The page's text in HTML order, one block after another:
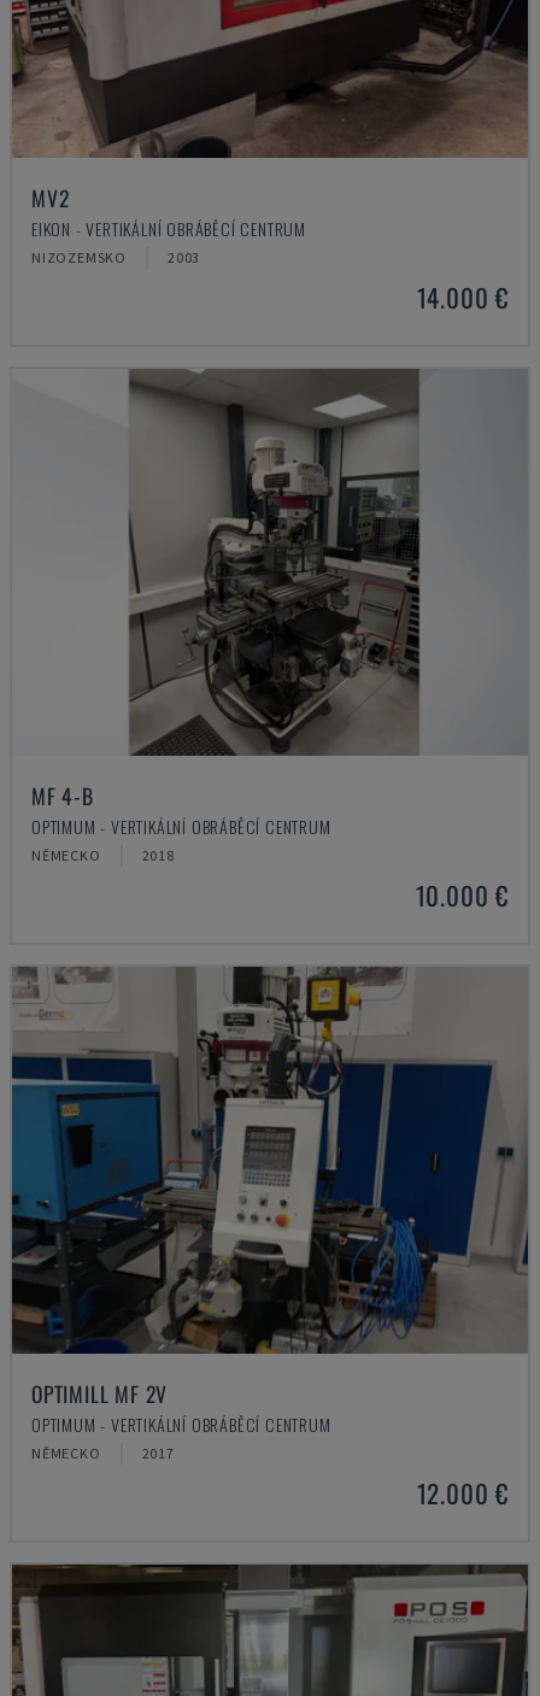
MV2
EIKON - VERTIKÁLNÍ OBRÁBĚCÍ CENTRUM
NIZOZEMSKO 2003
14.000 €
MF 4-B
OPTIMUM - VERTIKÁLNÍ OBRÁBĚCÍ CENTRUM
NĚMECKO 2018
10.000 €
OPTIMILL MF 2V
OPTIMUM - VERTIKÁLNÍ OBRÁBĚCÍ CENTRUM
NĚMECKO 2017
12.000 €